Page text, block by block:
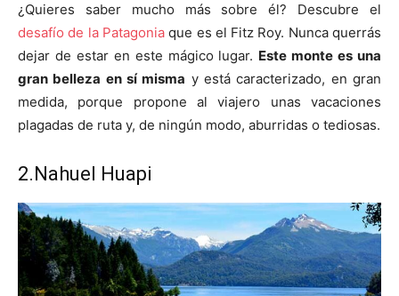
¿Quieres saber mucho más sobre él? Descubre el
desafío de la Patagoniaque es el Fitz Roy. Nunca querrás
dejar de estar en este mágico lugar. Este monte es una
gran belleza en sí misma y está caracterizado, en gran
medida, porque propone al viajero unas vacaciones
plagadas de ruta y, de ningún modo, aburridas o tediosas.
2.Nahuel Huapi